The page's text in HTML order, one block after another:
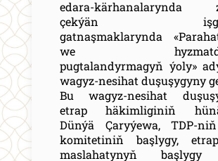
edara-kärhanalarynda
çekýän
gatnaşmaklarynda
we
pugtalandyrmagyň ýoly»
wagyz-nesihat duşuşygyny
Bu wagyz-nesihat
etrap häkimliginiň
Dünýä Çaryýewa, TDP-
komitetiniň başlygy,
maslahatynyň başlygy